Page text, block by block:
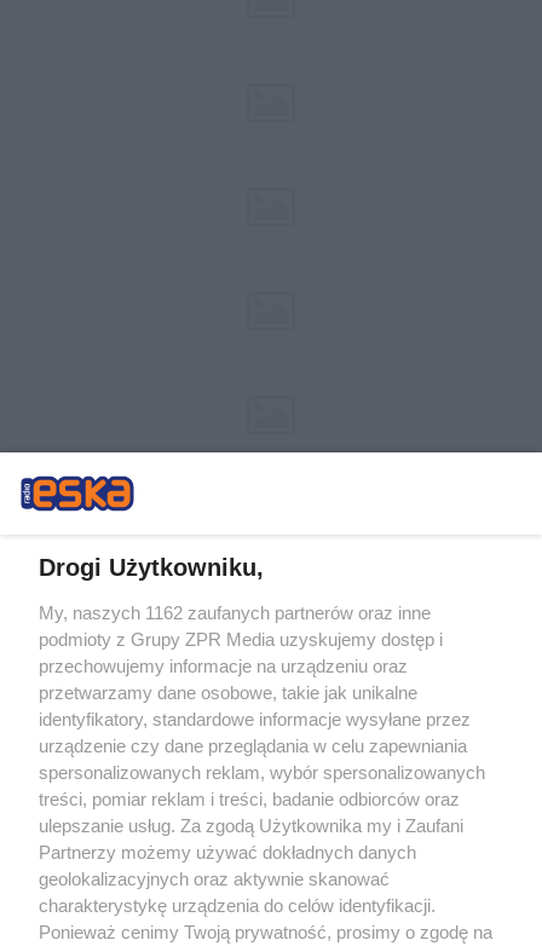
Żaden utwór zamieszczony w serwisie nie może być powielany i
rozpowszechniany lub dalej rozpowszechniany w jakikolwiek sposób (w
tym także elektroniczny lub mechaniczny) na jakimkolwiek polu
eksploatacji w jakiejkolwiek formie, włącznie z umieszczaniem w Internecie
bez pisemnej zgody właściciela praw. Jakiekolwiek użycie lub
wykorzystanie utworów w całości lub w części z naruszeniem prawa, tzn.
bez właściwej zgody, jest zabronione pod groźbą kary i może być ścigane
prawnie.
O nas
Drogi Użytkowniku,
My, naszych 1162 zaufanych partnerów oraz inne
podmioty z Grupy ZPR Media uzyskujemy dostęp i
przechowujemy informacje na urządzeniu oraz
przetwarzamy dane osobowe, takie jak unikalne
identyfikatory, standardowe informacje wysyłane przez
urządzenie czy dane przeglądania w celu zapewniania
spersonalizowanych reklam, wybór spersonalizowanych
treści, pomiar reklam i treści, badanie odbiorców oraz
ulepszanie usług. Za zgodą Użytkownika my i Zaufani
Partnerzy możemy używać dokładnych danych
geolokalizacyjnych oraz aktywnie skanować
charakterystykę urządzenia do celów identyfikacji.
Ponieważ cenimy Twoją prywatność, prosimy o zgodę na